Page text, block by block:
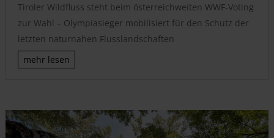
Tiroler Wildfluss steht beim österreichweiten WWF-Voting
zur Wahl – Olympiasieger mobilisiert für den Schutz der
letzten naturnahen Flusslandschaften
mehr lesen